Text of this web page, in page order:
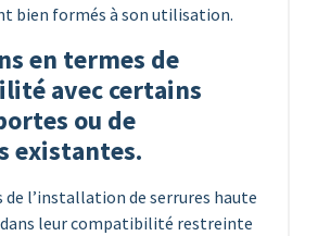
bien formés à son utilisation.
en termes de
avec certains
ou de
existantes.
de l’installation de serrures haute
leur compatibilité restreinte